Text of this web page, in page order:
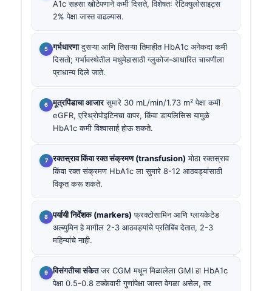
A1c सहसा खोटेपणाने कमी दिसते, विशेषतः रेटिक्युलोसाइट्स
2% पेक्षा जास्त वाढल्यास.
गर्भधारणादुसऱ्या आणि तिसऱ्या तिमाहीत HbA1c अनेकदा कमी
दिसतो; गर्भावस्थेतील मधुमेहासाठी ग्लुकोज-आधारित चाचणीला
प्राधान्य दिले जाते.
मूत्रपिंडाचा आजारसुमारे 30 mL/min/1.73 m² पेक्षा कमी
eGFR, एरिथ्रोपोइटिनचा वापर, किंवा डायलिसिस यामुळे
HbA1c कमी विश्वासार्ह होऊ शकते.
रक्तस्राव किंवा रक्त संक्रमण (transfusion) मोठा रक्तस्राव
किंवा रक्त संक्रमण HbA1c ला सुमारे 8-12 आठवड्यांसाठी
विकृत करू शकते.
पर्यायी निर्देशक (markers) फ्रक्टोसामिन आणि ग्लायकेटेड
अल्ब्युमिन हे मागील 2-3 आठवड्यांचे प्रतिबिंब देतात, 2-3
महिन्यांचे नाही.
विसंगतीचा संकेतजर CGM मधून मिळालेला GMI हा HbA1c
पेक्षा 0.5-0.8 टक्केवारी गुणांपेक्षा जास्त वेगळा असेल, तर